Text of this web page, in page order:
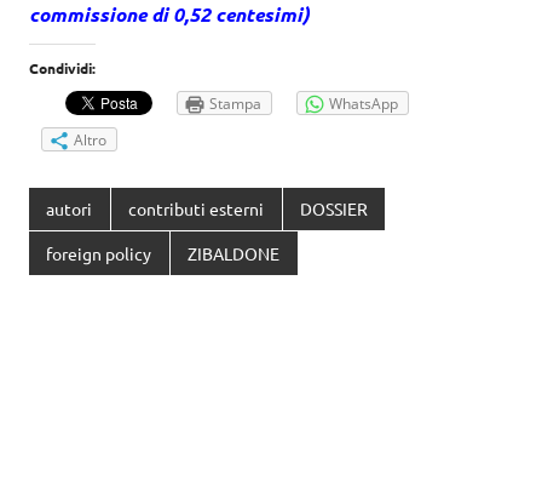
commissione di 0,52 centesimi)
Condividi:
Stampa
WhatsApp
Altro
autori contributi esterni DOSSIER
foreign policy ZIBALDONE